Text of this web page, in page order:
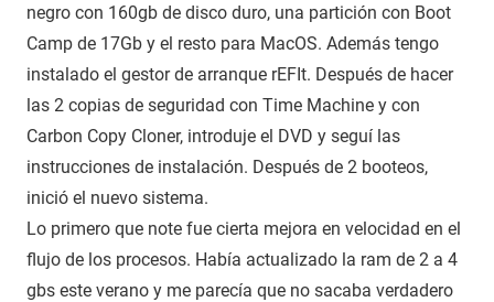
negro con 160gb de disco duro, una partición con Boot
Camp de 17Gb y el resto para MacOS. Además tengo
instalado el gestor de arranque rEFIt. Después de hacer
las 2 copias de seguridad con Time Machine y con
Carbon Copy Cloner, introduje el DVD y seguí las
instrucciones de instalación. Después de 2 booteos,
inició el nuevo sistema.
Lo primero que note fue cierta mejora en velocidad en el
flujo de los procesos. Había actualizado la ram de 2 a 4
gbs este verano y me parecía que no sacaba verdadero